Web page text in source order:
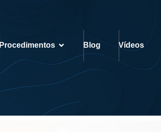
Procedimentos Blog Vídeos